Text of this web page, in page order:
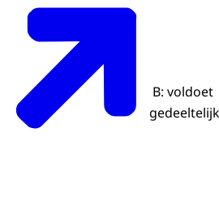
B: voldoet
gedeeltelijk